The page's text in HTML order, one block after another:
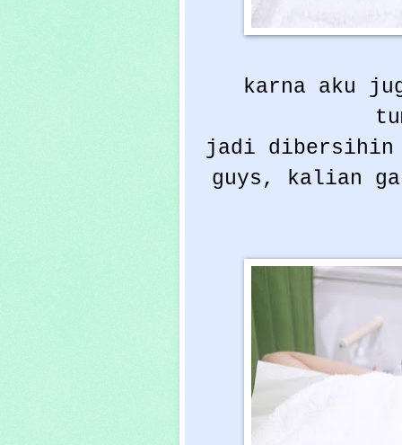
karna aku
jadi dibersihin
guys, kalian